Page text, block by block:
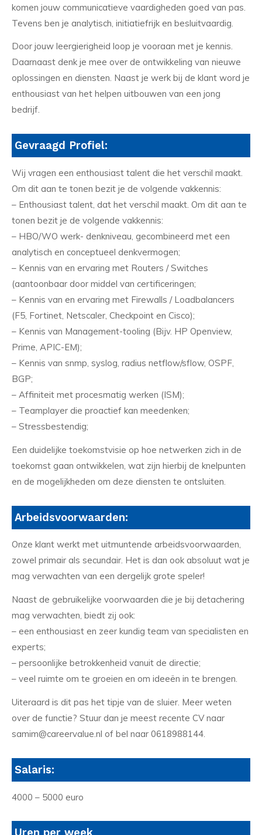
komen jouw communicatieve vaardigheden goed van pas.
Tevens ben je analytisch, initiatiefrijk en besluitvaardig.
Door jouw leergierigheid loop je vooraan met je kennis.
Daarnaast denk je mee over de ontwikkeling van nieuwe
oplossingen en diensten. Naast je werk bij de klant word je
enthousiast van het helpen uitbouwen van een jong
bedrijf.
Gevraagd Profiel:
Wij vragen een enthousiast talent die het verschil maakt.
Om dit aan te tonen bezit je de volgende vakkennis:
– Enthousiast talent, dat het verschil maakt. Om dit aan te
tonen bezit je de volgende vakkennis:
– HBO/WO werk- denkniveau, gecombineerd met een
analytisch en conceptueel denkvermogen;
– Kennis van en ervaring met Routers / Switches
(aantoonbaar door middel van certificeringen;
– Kennis van en ervaring met Firewalls / Loadbalancers
(F5, Fortinet, Netscaler, Checkpoint en Cisco);
– Kennis van Management-tooling (Bijv. HP Openview,
Prime, APIC-EM);
– Kennis van snmp, syslog, radius netflow/sflow, OSPF,
BGP;
– Affiniteit met procesmatig werken (ISM);
– Teamplayer die proactief kan meedenken;
– Stressbestendig;
Een duidelijke toekomstvisie op hoe netwerken zich in de
toekomst gaan ontwikkelen, wat zijn hierbij de knelpunten
en de mogelijkheden om deze diensten te ontsluiten.
Arbeidsvoorwaarden:
Onze klant werkt met uitmuntende arbeidsvoorwaarden,
zowel primair als secundair. Het is dan ook absoluut wat je
mag verwachten van een dergelijk grote speler!
Naast de gebruikelijke voorwaarden die je bij detachering
mag verwachten, biedt zij ook:
– een enthousiast en zeer kundig team van specialisten en
experts;
– persoonlijke betrokkenheid vanuit de directie;
– veel ruimte om te groeien en om ideeën in te brengen.
Uiteraard is dit pas het tipje van de sluier. Meer weten
over de functie? Stuur dan je meest recente CV naar
samim@careervalue.nl of bel naar 0618988144.
Salaris:
4000 – 5000 euro